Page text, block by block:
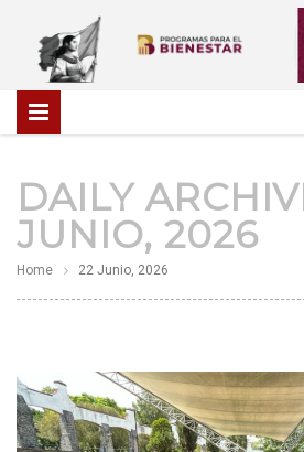
DAILY
JUNIO, 2026
Home 22 Junio, 2026